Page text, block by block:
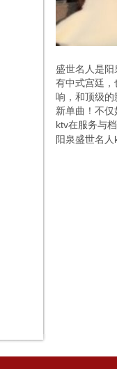
盛世名人是
有中式宫廷
响，和顶级
新单曲！不
ktv在服务与
阳泉盛世名